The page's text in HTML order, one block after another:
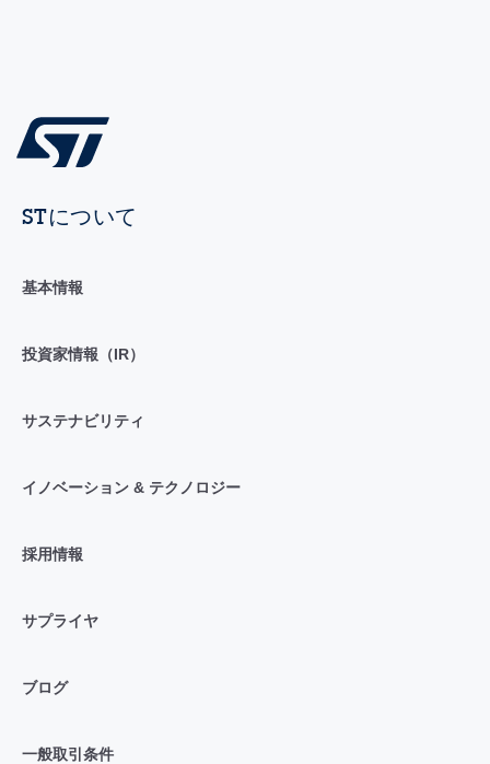
STについて
基本情報
投資家情報（IR）
サステナビリティ
イノベーション & テクノロジー
採用情報
サプライヤ
ブログ
一般取引条件